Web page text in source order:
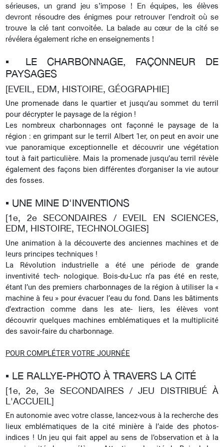
sérieuses, un grand jeu s’impose ! En équipes, les élèves
devront résoudre des énigmes pour retrouver l’endroit où se
trouve la clé tant convoitée. La balade au cœur de la cité se
révélera également riche en enseignements !
▪︎ LE CHARBONNAGE, FAÇONNEUR DE
PAYSAGES
[EVEIL, EDM, HISTOIRE, GÉOGRAPHIE]
Une promenade dans le quartier et jusqu’au sommet du terril
pour décrypter le paysage de la région !
Les nombreux charbonnages ont façonné le paysage de la
région : en grimpant sur le terril Albert 1er, on peut en avoir une
vue panoramique exceptionnelle et découvrir une végétation
tout à fait particulière. Mais la promenade jusqu’au terril révèle
également des façons bien différentes d’organiser la vie autour
des fosses.
▪︎ UNE MINE D'INVENTIONS
[1e, 2e SECONDAIRES / EVEIL EN SCIENCES,
EDM, HISTOIRE, TECHNOLOGIES]
Une animation à la découverte des anciennes machines et de
leurs principes techniques !
La Révolution industrielle a été une période de grande
inventivité tech- nologique. Bois-du-Luc n’a pas été en reste,
étant l’un des premiers charbonnages de la région à utiliser la «
machine à feu » pour évacuer l’eau du fond. Dans les bâtiments
d’extraction comme dans les ate- liers, les élèves vont
découvrir quelques machines emblématiques et la multiplicité
des savoir-faire du charbonnage.
POUR COMPLÉTER VOTRE JOURNÉE
▪︎ LE RALLYE-PHOTO À TRAVERS LA CITÉ
[1e, 2e, 3e SECONDAIRES / JEU DISTRIBUÉ À
L'ACCUEIL]
En autonomie avec votre classe, lancez-vous à la recherche des
lieux emblématiques de la cité minière à l’aide des photos-
indices ! Un jeu qui fait appel au sens de l’observation et à la